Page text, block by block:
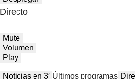
Directo
Mute
Volumen
Play
Noticias en 3′ Últimos programas